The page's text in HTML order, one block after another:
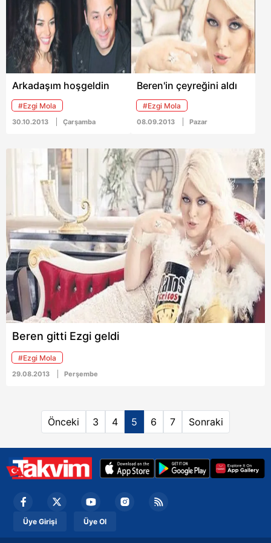
Arkadaşım hoşgeldin
#Ezgi Mola
30.10.2013 Çarşamba
Beren'in çeyreğini aldı
#Ezgi Mola
08.09.2013 Pazar
Beren gitti Ezgi geldi
#Ezgi Mola
29.08.2013 Perşembe
Önceki 3 4 5 6 7 Sonraki
Üye Girişi Üye Ol